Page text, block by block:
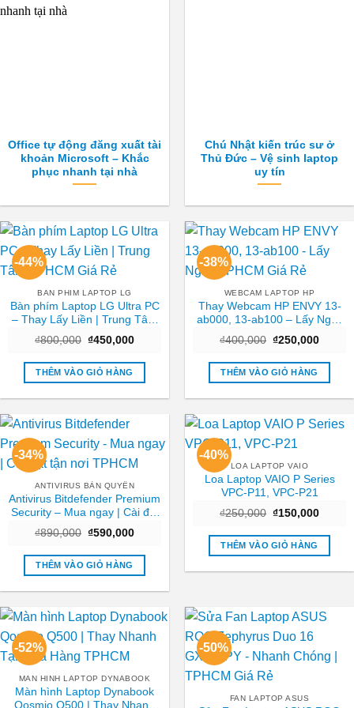
Office tự động đăng xuất tài
khoản Microsoft – Khắc
phục nhanh tại nhà
Chú Nhật kiến trúc sư ở
Thủ Đức – Vệ sinh laptop
uy tín
-44%
BAN PHIM LAPTOP LG
Bàn phím Laptop LG Ultra PC
– Thay Lấy Liền | Trung Tâm
₫800,000 Giá
là:
₫800,000.
₫450,000Giá
tại
₫450,000.
THÊM VÀO GIỎ HÀNG
-38%
WEBCAM LAPTOP HP
Thay Webcam HP ENVY 13-
ab000, 13-ab100 – Lấy Ngay
₫400,000 Giá
là:
₫400,000.
₫250,000Giá
tại
THÊM VÀO GIỎ HÀNG
-34%
ANTIVIRUS BẢN QUYỀN
Antivirus Bitdefender Premium
Security – Mua ngay | Cài đặt
₫890,000 Giá
là:
₫890,000.
₫590,000Giá
tại
₫590,000.
THÊM VÀO GIỎ HÀNG
-40%
LOA LAPTOP VAIO
Loa Laptop VAIO P Series
VPC-P11, VPC-P21
₫250,000 Giá
là:
₫250,000.
₫150,000Giá
tại
THÊM VÀO GIỎ HÀNG
-52%
MAN HINH LAPTOP DYNABOOK
Màn hình Laptop Dynabook
Qosmio Q500 | Thay Nhanh
-50%
FAN LAPTOP ASUS